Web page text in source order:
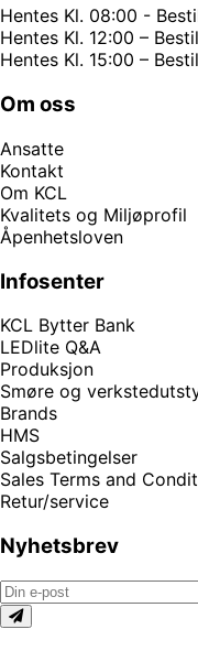
Hentes Kl. 08:00 -
Hentes Kl. 12:00 –
Hentes Kl. 15:00 –
Om oss
Ansatte
Kontakt
Om KCL
Kvalitets og Miljøprofil
Åpenhetsloven
Infosenter
KCL Bytter Bank
LEDlite Q&A
Produksjon
Smøre og
Brands
HMS
Salgsbetingelser
Sales Terms and
Retur/service
Nyhetsbrev